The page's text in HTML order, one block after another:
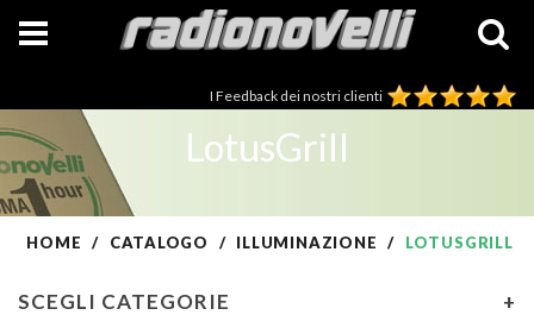
I Feedback dei nostri clienti
LotusGrill
HOME CATALOGO ILLUMINAZIONE LOTUSGRILL
SCEGLI CATEGORIE +